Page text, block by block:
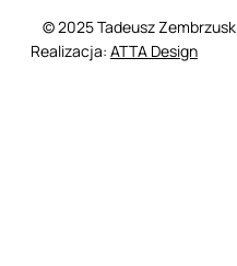
© 2025 Tadeusz
Realizacja: ATTA Design